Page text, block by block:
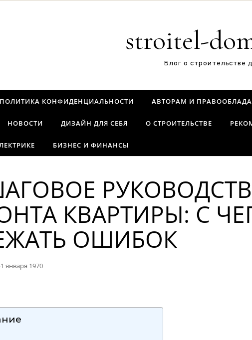
stroitel-
Блог о строительстве
ПОЛИТИКА КОНФИДЕНЦИАЛЬНОСТИ АВТОРАМ И
НОВОСТИ ДИЗАЙН ДЛЯ СЕБЯ О СТРОИТЕЛЬСТВЕ
БИЗНЕС И ФИНАНСЫ
КВАРТИРЫ: С
ОШИБОК
1 января 1970